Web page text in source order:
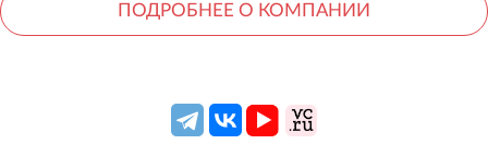
ПОДРОБНЕЕ О КОМПАНИИ